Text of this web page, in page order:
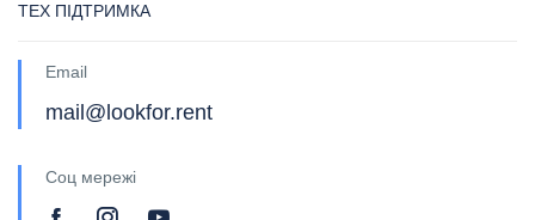
ТЕХ ПІДТРИМКА
Email
mail@lookfor.rent
Соц мережі